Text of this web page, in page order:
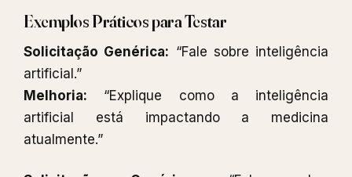
Exemplos Práticos para Testar
Solicitação Genérica: “Fale sobre inteligência
artificial.”
Melhoria: “Explique como a inteligência
artificial está impactando a medicina
atualmente.”